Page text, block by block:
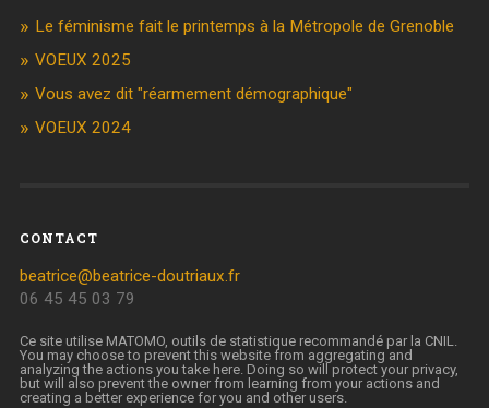
Le féminisme fait le printemps à la Métropole de Grenoble
VOEUX 2025
Vous avez dit "réarmement démographique"
VOEUX 2024
CONTACT
beatrice@beatrice-doutriaux.fr
06 45 45 03 79
Ce site utilise MATOMO, outils de statistique recommandé par la CNIL.
You may choose to prevent this website from aggregating and
analyzing the actions you take here. Doing so will protect your privacy,
but will also prevent the owner from learning from your actions and
creating a better experience for you and other users.